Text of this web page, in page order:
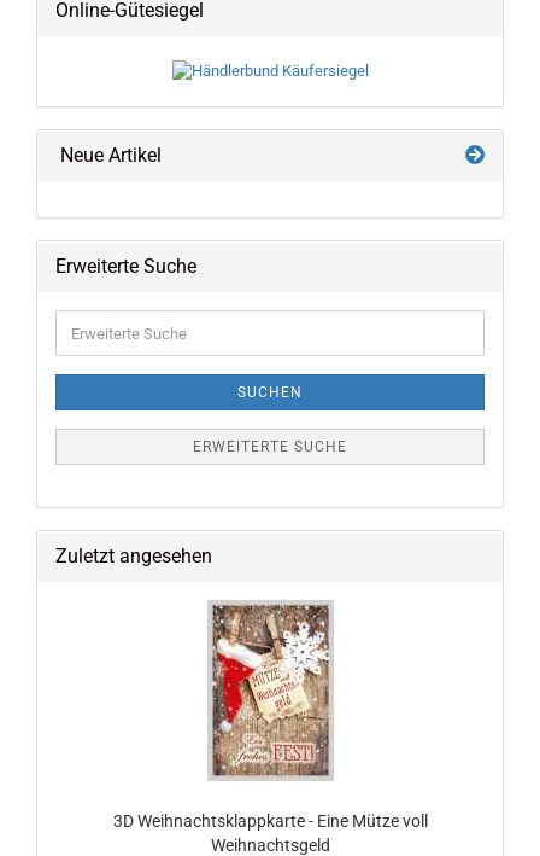
Online-Gütesiegel
Neue Artikel
Erweiterte Suche
Suche
SUCHEN
ERWEITERTE SUCHE
Zuletzt angesehen
3D Weihnachtsklappkarte - Eine Mütze voll
Weihnachtsgeld